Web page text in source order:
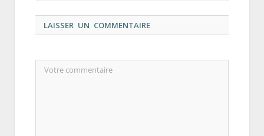
LAISSER UN COMMENTAIRE